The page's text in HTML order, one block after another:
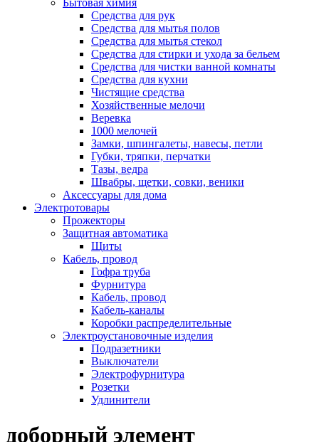
Бытовая химия
Средства для рук
Средства для мытья полов
Средства для мытья стекол
Средства для стирки и ухода за бельем
Средства для чистки ванной комнаты
Средства для кухни
Чистящие средства
Хозяйственные мелочи
Веревка
1000 мелочей
Замки, шпингалеты, навесы, петли
Губки, тряпки, перчатки
Тазы, ведра
Швабры, щетки, совки, веники
Аксессуары для дома
Электротовары
Прожекторы
Защитная автоматика
Щиты
Кабель, провод
Гофра труба
Фурнитура
Кабель, провод
Кабель-каналы
Коробки распределительные
Электроустановочные изделия
Подразетники
Выключатели
Электрофурнитура
Розетки
Удлинители
доборный элемент